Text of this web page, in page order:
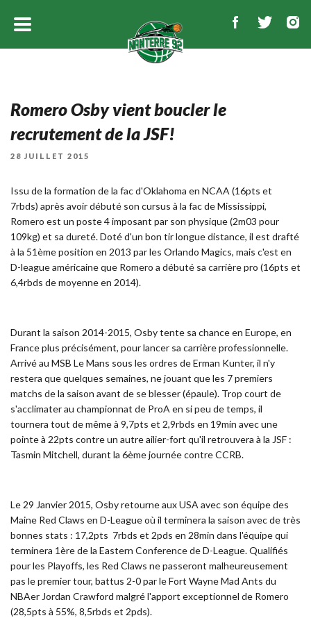
Romero Osby vient boucler le
recrutement de la JSF!
PUBLIÉ
28 JUILLET 2015
Issu de la formation de la fac d'Oklahoma en NCAA (16pts et
7rbds) après avoir débuté son cursus à la fac de Mississippi,
Romero est un poste 4 imposant par son physique (2m03 pour
109kg) et sa dureté. Doté d'un bon tir longue distance, il est drafté
à la 51ème position en 2013 par les Orlando Magics, mais c'est en
D-league américaine que Romero a débuté sa carrière pro (16pts et
6,4rbds de moyenne en 2014).
Durant la saison 2014-2015, Osby tente sa chance en Europe, en
France plus précisément, pour lancer sa carrière professionnelle.
Arrivé au MSB Le Mans sous les ordres de Erman Kunter, il n'y
restera que quelques semaines, ne jouant que les 7 premiers
matchs de la saison avant de se blesser (épaule). Trop court de
s'acclimater au championnat de ProA en si peu de temps, il
tournera tout de même à 9,7pts et 2,9rbds en 19min avec une
pointe à 22pts contre un autre ailier-fort qu'il retrouvera à la JSF :
Tasmin Mitchell, durant la 6ème journée contre CCRB.
Le 29 Janvier 2015, Osby retourne aux USA avec son équipe des
Maine Red Claws en D-League où il terminera la saison avec de très
bonnes stats : 17,2pts 7rbds et 2pds en 28min dans l'équipe qui
terminera 1ère de la Eastern Conference de D-League. Qualifiés
pour les Playoffs, les Red Claws ne passeront malheureusement
pas le premier tour, battus 2-0 par le Fort Wayne Mad Ants du
NBAer Jordan Crawford malgré l'apport exceptionnel de Romero
(28,5pts à 55%, 8,5rbds et 2pds).